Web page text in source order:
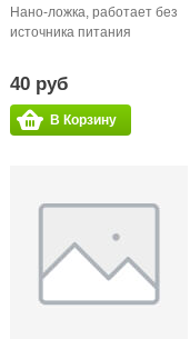
Нано-ложка, работает без
источника питания
40 руб
В Корзину